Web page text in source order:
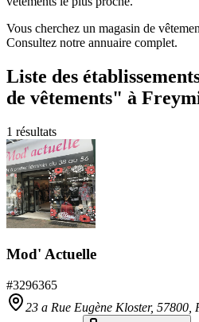
Vous cherchez un magasin de
Consultez notre annuaire complet.
Liste des
de vêtements" à
1 résultats
Mod' Actuelle
#3296365
23 a Rue Eugène Kloster, 57800